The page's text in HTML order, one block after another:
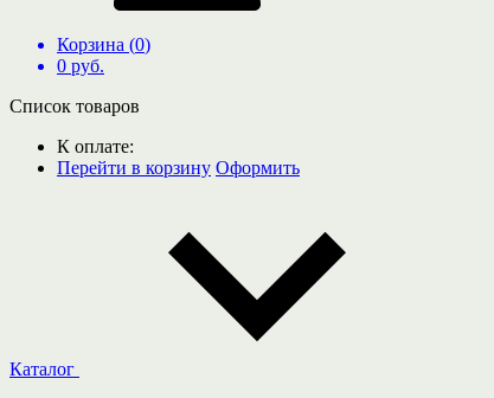
Корзина (0)
0 руб.
Список товаров
К оплате:
Перейти в корзину Оформить
Каталог